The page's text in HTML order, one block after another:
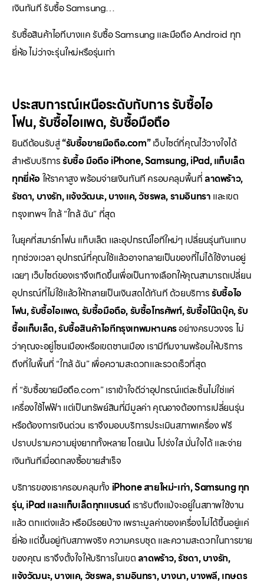
เงินทันที รับซื้อ Samsung…
รับซื้อสินค้าไอทีบางแค รับซื้อ Samsung และมือถือ Android ทุก
ยี่ห้อ ไม่ว่าจะรุ่นใหม่หรือรุ่นเก่า
ประสบการณ์เหนือระดับกับการรับซื้อไอ
โฟน,รับซื้อไอแพด,รับซื้อมือถือ
ยินดีต้อนรับสู่“รับซื้อขายมือถือ.com”เว็บไซต์ที่คุณไว้วางใจได้
สำหรับบริการรับซื้อ มือถือ iPhone, Samsung, iPad, แท็บเล็ต
ทุกยี่ห้อให้ราคาสูง พร้อมจ่ายเงินทันที ครอบคลุมพื้นที่ลาดพร้าว,
รัชดา, บางรัก, แจ้งวัฒนะ, บางแค, วัชรพล, รามอินทรา และเขต
กรุงเทพฯ ใกล้ “ใกล้ ฉัน” ที่สุด
ในยุคที่สมาร์ทโฟน แท็บเล็ต และอุปกรณ์ไอทีใหม่ๆ เปลี่ยนรุ่นกันแทบ
ทุกช่วงเวลา อุปกรณ์ที่คุณใช้แล้วอาจกลายเป็นของที่ไม่ได้ใช้งานอยู่
เฉยๆ เว็บไซต์ของเราจึงเกิดขึ้นเพื่อเป็นทางเลือกให้คุณสามารถเปลี่ยน
อุปกรณ์ที่ไม่ใช้แล้วให้กลายเป็นเงินสดได้ทันที ด้วยบริการรับซื้อไอ
โฟน, รับซื้อไอแพด, รับซื้อมือถือ, รับซื้อโทรศัพท์, รับซื้อโน๊ตบุ๊ค, รับ
ซื้อแท็บเล็ต, รับซื้อสินค้าไอทีกรุงเทพมหานครอย่างครบวงจร ไม่
ว่าคุณจะอยู่โซนเมืองหรือเขตชานเมือง เรามีทีมงานพร้อมให้บริการ
ถึงที่ในพื้นที่ “ใกล้ ฉัน” เพื่อความสะดวกและรวดเร็วที่สุด
ที่ “รับซื้อขายมือถือ.com” เราเข้าใจดีว่าอุปกรณ์แต่ละชิ้นไม่ใช่แค่
เครื่องใช้ไฟฟ้า แต่เป็นทรัพย์สินที่มีมูลค่า คุณอาจต้องการเปลี่ยนรุ่น
หรือต้องการเงินด่วน เราจึงมอบบริการประเมินสภาพเครื่อง ฟรี
ปราบปรามความยุ่งยากทั้งหลาย โดยเน้น โปร่งใส มั่นใจได้ และจ่าย
เงินทันทีเมื่อตกลงซื้อขายสำเร็จ
บริการของเราครอบคลุมทั้ง iPhone สายใหม่-เก่า, Samsung ทุก
รุ่น, iPad และแท็บเล็ตทุกแบรนด์ เรารับถึงแม้จะอยู่ในสภาพใช้งาน
แล้ว ตกแต่งแล้ว หรือมีรอยบ้าง เพราะมูลค่าของเครื่องไม่ได้ขึ้นอยู่แค่
ยี่ห้อ แต่ขึ้นอยู่กับสภาพจริง ความครบชุด และความสะดวกในการขาย
ของคุณ เราจึงตั้งใจให้บริการในเขตลาดพร้าว, รัชดา, บางรัก,
แจ้งวัฒนะ, บางแค, วัชรพล, รามอินทรา, บางนา, บางพลี, เกษตร